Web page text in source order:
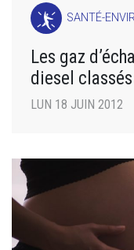
SANTÉ-
Les gaz
diesel
LUN 18 JUIN 2012